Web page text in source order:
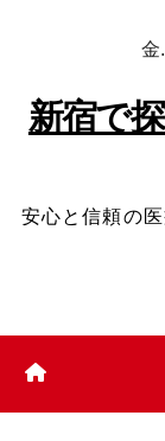
プ
金
新宿で
安心と信頼の